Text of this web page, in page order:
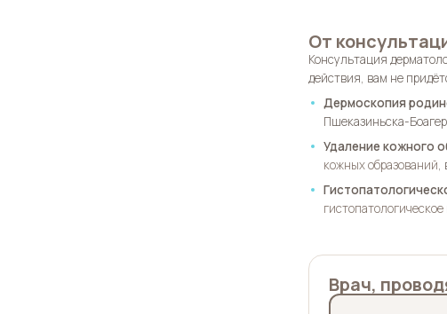
От
Консультация
действия, вам не
Дермоскопия
Пшеказиньска-
Удаление кожного
кожных образований
Врач,